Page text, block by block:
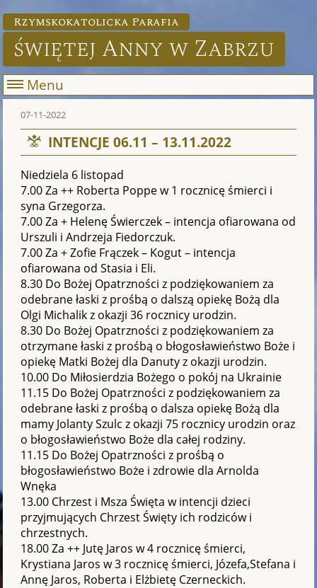
Rzymskokatolicka Parafia
świętej Anny w Zabrzu
Menu
07-11-2022
INTENCJE 06.11 – 13.11.2022
Niedziela 6 listopad
7.00 Za ++ Roberta Poppe w 1 rocznicę śmierci i
syna Grzegorza.
7.00 Za + Helenę Świerczek – intencja ofiarowana od
Urszuli i Andrzeja Fiedorczuk.
7.00 Za + Zofie Frączek – Kogut – intencja
ofiarowana od Stasia i Eli.
8.30 Do Bożej Opatrzności z podziękowaniem za
odebrane łaski z prośbą o dalszą opiekę Bożą dla
Olgi Michalik z okazji 36 rocznicy urodzin.
8.30 Do Bożej Opatrzności z podziękowaniem za
otrzymane łaski z prośbą o błogosławieństwo Boże i
opiekę Matki Bożej dla Danuty z okazji urodzin.
10.00 Do Miłosierdzia Bożego o pokój na Ukrainie
11.15 Do Bożej Opatrzności z podziękowaniem za
odebrane łaski z prośbą o dalsza opiekę Bożą dla
mamy Jolanty Szulc z okazji 75 rocznicy urodzin oraz
o błogosławieństwo Boże dla całej rodziny.
11.15 Do Bożej Opatrzności z prośbą o
błogosławieństwo Boże i zdrowie dla Arnolda
Wnęka
13.00 Chrzest i Msza Święta w intencji dzieci
przyjmujących Chrzest Święty ich rodziców i
chrzestnych.
18.00 Za ++ Jutę Jaros w 4 rocznicę śmierci,
Krystiana Jaros w 3 rocznicę śmierci, Józefa,Stefana i
Annę Jaros, Roberta i Elżbietę Czerneckich.